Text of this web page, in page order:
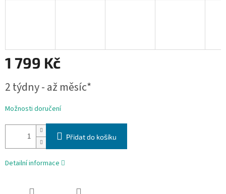
1 799 Kč
cena:
2 týdny - až měsíc*
Možnosti doručení
Přidat do košíku
Detailní informace